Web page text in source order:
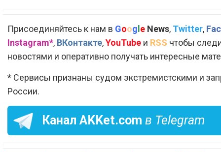
Присоединяйтесь к нам в Google News, Twitter,
Instagram*, ВКонтакте,YouTube и RSS чтобы
новостями и оперативно получать интересные
* Сервисы признаны судом экстремистскими и
России.
Канал AKKet.com в Telegram